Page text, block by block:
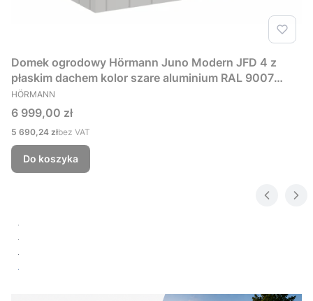
Domek ogrodowy Hörmann Juno Modern JFD 4 z
płaskim dachem kolor szare aluminium RAL 9007
229x181 cm
PRODUCENT
HÖRMANN
Cena
6 999,00 zł
Cena
5 690,24 złbez VAT
Do koszyka